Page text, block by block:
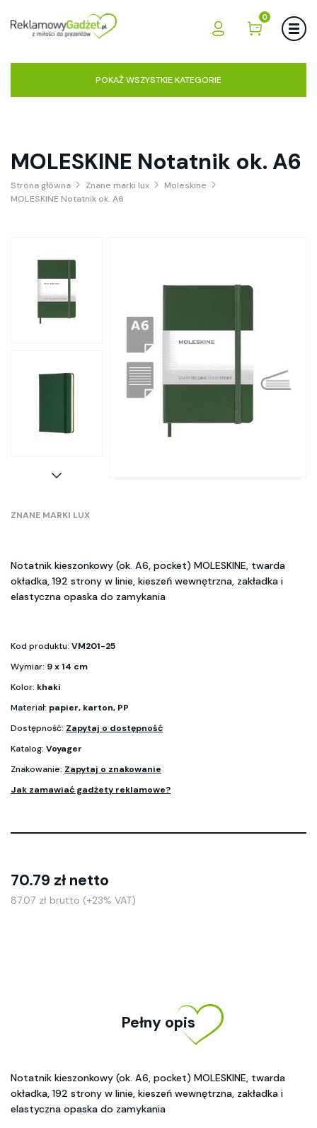
0
POKAŻ WSZYSTKIE KATEGORIE
MOLESKINE Notatnik ok. A6
Strona główna Znane marki lux
Moleskine
MOLESKINE Notatnik ok. A6
ZNANE MARKI LUX
Notatnik kieszonkowy (ok. A6, pocket) MOLESKINE, twarda
okładka, 192 strony w linie, kieszeń wewnętrzna, zakładka i
elastyczna opaska do zamykania
Kod produktu: VM201-25
Wymiar: 9 x 14 cm
Kolor: khaki
Materiał: papier, karton, PP
Dostępność: Zapytaj o dostępność
Katalog: Voyager
Znakowanie: Zapytaj o znakowanie
Jak zamawiać gadżety reklamowe?
70.79 zł netto
87.07 zł brutto (+23% VAT)
Pełny opis
Notatnik kieszonkowy (ok. A6, pocket) MOLESKINE, twarda
okładka, 192 strony w linie, kieszeń wewnętrzna, zakładka i
elastyczna opaska do zamykania